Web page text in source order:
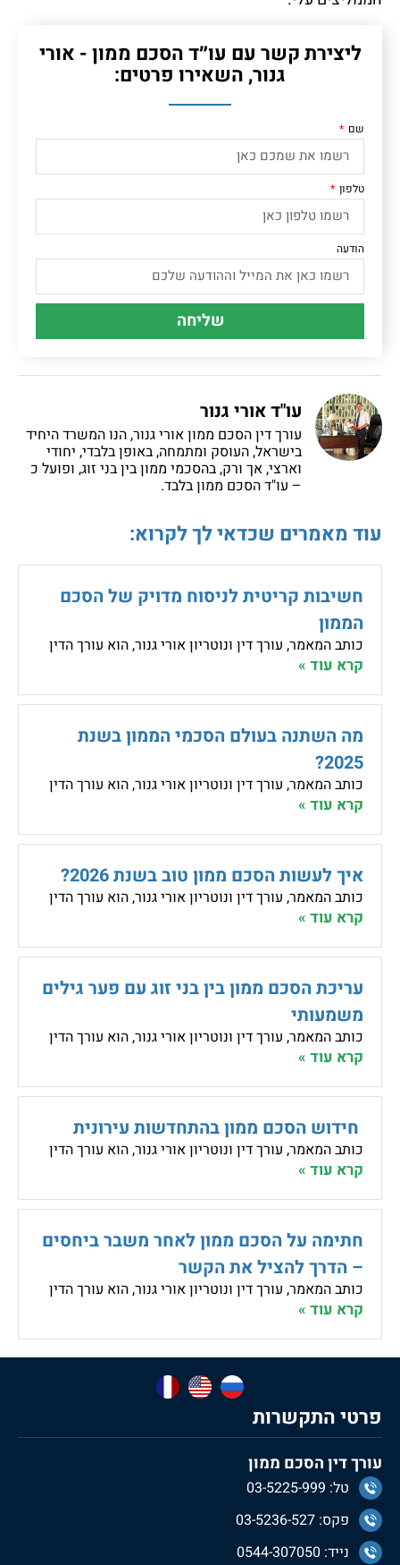
ליצירת קשר עם עו״ד הסכם ממון - אורי
גנור, השאירו פרטים:
שם
טלפון
הודעה
שליחה
עו"ד אורי גנור
עורך דין הסכם ממון אורי גנור, הנו המשרד היחיד
בישראל, העוסק ומתמחה, באופן בלבדי, יחודי
וארצי, אך ורק, בהסכמי ממון בין בני זוג, ופועל כ
– עו"ד הסכם ממון בלבד.
עוד מאמרים שכדאי לך לקרוא:
חשיבות קריטית לניסוח מדויק של הסכם
הממון
כותב המאמר, עורך דין ונוטריון אורי גנור, הוא עורך הדין
קרא עוד »
מה השתנה בעולם הסכמי הממון בשנת
2025?
כותב המאמר, עורך דין ונוטריון אורי גנור, הוא עורך הדין
קרא עוד »
איך לעשות הסכם ממון טוב בשנת 2026?
כותב המאמר, עורך דין ונוטריון אורי גנור, הוא עורך הדין
קרא עוד »
עריכת הסכם ממון בין בני זוג עם פער גילים
משמעותי
כותב המאמר, עורך דין ונוטריון אורי גנור, הוא עורך הדין
קרא עוד »
חידוש הסכם ממון בהתחדשות עירונית
כותב המאמר, עורך דין ונוטריון אורי גנור, הוא עורך הדין
קרא עוד »
חתימה על הסכם ממון לאחר משבר ביחסים
– הדרך להציל את הקשר
כותב המאמר, עורך דין ונוטריון אורי גנור, הוא עורך הדין
קרא עוד »
פרטי התקשרות
עורך דין הסכם ממון
טל: 03-5225-999
פקס: 03-5236-527
נייד: 0544-307050